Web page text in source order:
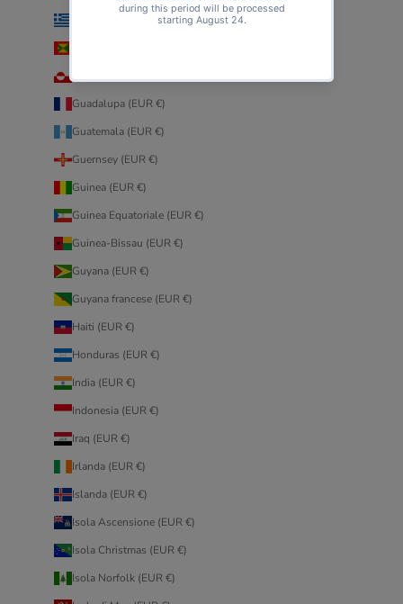
Groenlandia (EUR €)
Guadalupa (EUR €)
Guatemala (EUR €)
Guernsey (EUR €)
Guinea (EUR €)
Guinea Equatoriale (EUR €)
Guinea-Bissau (EUR €)
Guyana (EUR €)
Guyana francese (EUR €)
Haiti (EUR €)
Honduras (EUR €)
India (EUR €)
Indonesia (EUR €)
Iraq (EUR €)
Irlanda (EUR €)
Islanda (EUR €)
Isola Ascensione (EUR €)
Isola Christmas (EUR €)
Isola Norfolk (EUR €)